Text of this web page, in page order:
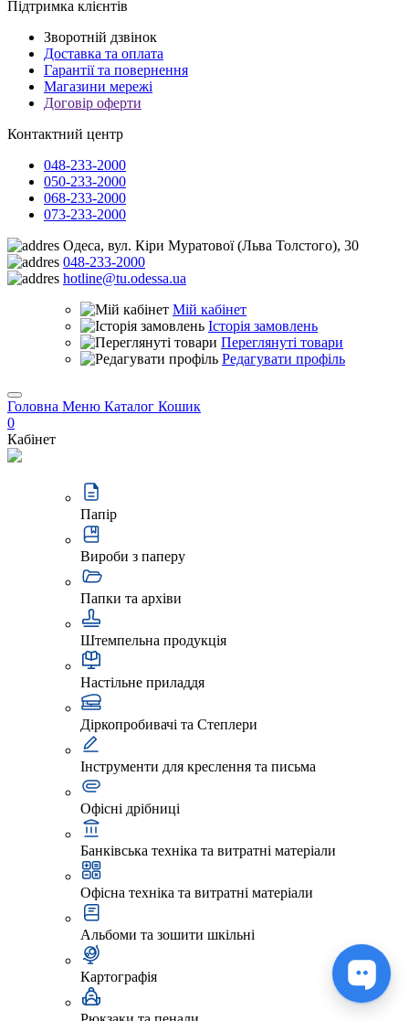
Підтримка клієнтів
Зворотній дзвінок
Доставка та оплата
Гарантії та повернення
Магазини мережі
Договір оферти
Контактний центр
048-233-2000
050-233-2000
068-233-2000
073-233-2000
Одеса, вул. Кіри Муратової (Льва Толстого), 30
048-233-2000
hotline@tu.odessa.ua
Мій кабінет
Історія замовлень
Переглянуті товари
Редагувати профіль
Головна Меню Каталог Кошик
0
Кабінет
Пaпiр
Вироби з паперу
Папки та архіви
Штемпельна продукція
Настільне приладдя
Діркопробивачі та Степлери
Інструменти для креслення та письма
Офісні дрібниці
Банківська техніка та витратні матеріали
Офісна техніка та витратні матеріали
Альбоми та зошити шкільні
Картографія